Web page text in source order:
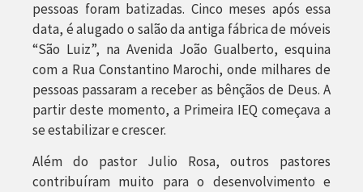
pessoas foram batizadas. Cinco meses após essa
data, é alugado o salão da antiga fábrica de móveis
“São Luiz”, na Avenida João Gualberto, esquina
com a Rua Constantino Marochi, onde milhares de
pessoas passaram a receber as bênçãos de Deus. A
partir deste momento, a Primeira IEQ começava a
se estabilizar e crescer.
Além do pastor Julio Rosa, outros pastores
contribuíram muito para o desenvolvimento e